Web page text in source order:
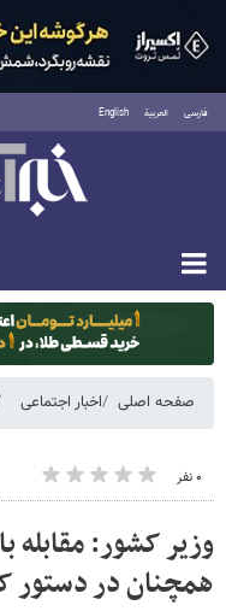
فارسی العربية English
یکشنبه ۱۸ مرداد ۱۴۰۵
صفحه اصلی اخبار اجتماعی
۰ نفر
وزیر کشور:
همچنان در دستور